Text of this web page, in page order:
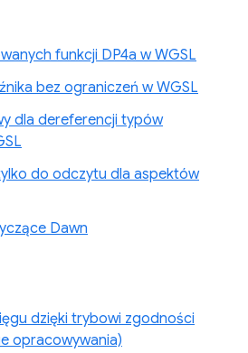
funkcji DP4a w WGSL
bez ograniczeń w WGSL
dla dereferencji typów
do odczytu dla aspektów
Dawn
dzięki trybowi zgodności
opracowywania)